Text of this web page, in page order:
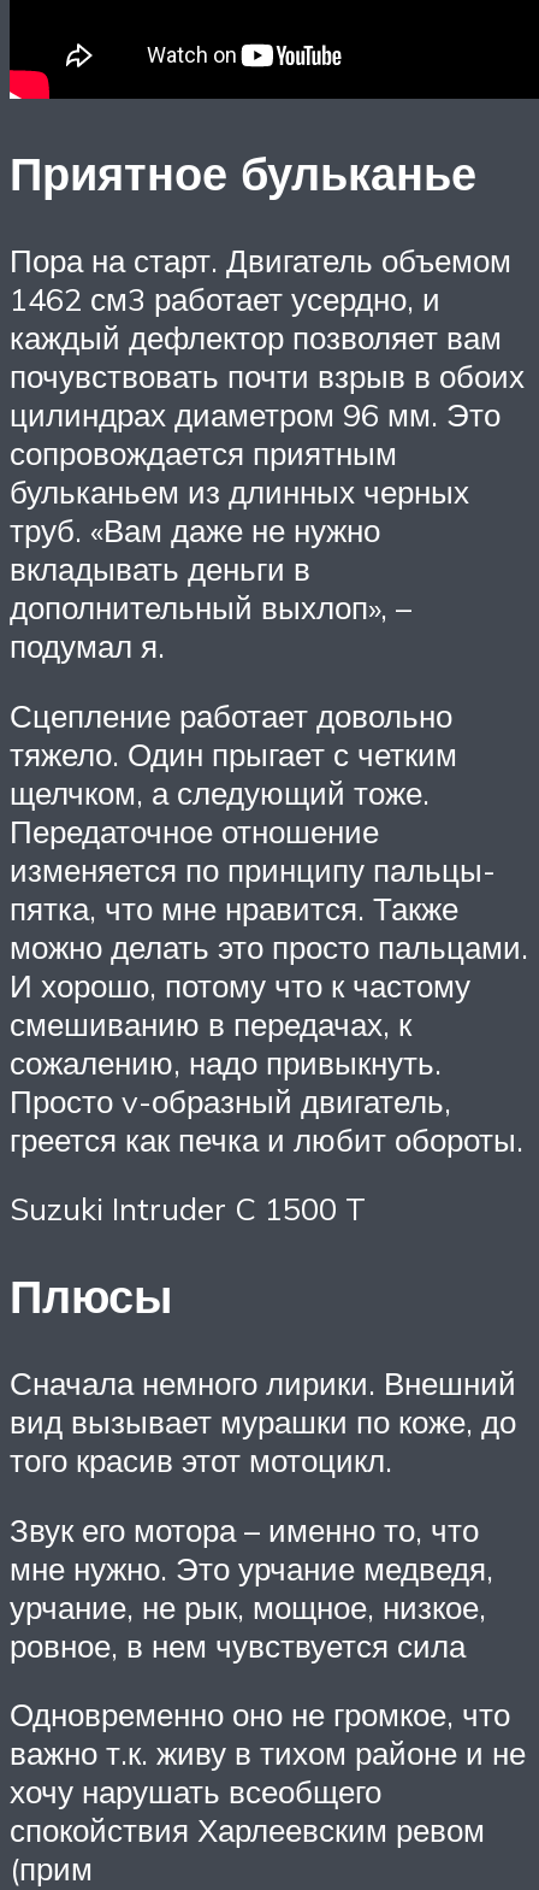
Приятное бульканье
Пора на старт. Двигатель объемом
1462 см3 работает усердно, и
каждый дефлектор позволяет вам
почувствовать почти взрыв в обоих
цилиндрах диаметром 96 мм. Это
сопровождается приятным
бульканьем из длинных черных
труб. «Вам даже не нужно
вкладывать деньги в
дополнительный выхлоп», –
подумал я.
Сцепление работает довольно
тяжело. Один прыгает с четким
щелчком, а следующий тоже.
Передаточное отношение
изменяется по принципу пальцы-
пятка, что мне нравится. Также
можно делать это просто пальцами.
И хорошо, потому что к частому
смешиванию в передачах, к
сожалению, надо привыкнуть.
Просто v-образный двигатель,
греется как печка и любит обороты.
Suzuki Intruder C 1500 T
Плюсы
Сначала немного лирики. Внешний
вид вызывает мурашки по коже, до
того красив этот мотоцикл.
Звук его мотора – именно то, что
мне нужно. Это урчание медведя,
урчание, не рык, мощное, низкое,
ровное, в нем чувствуется сила
Одновременно оно не громкое, что
важно т.к. живу в тихом районе и не
хочу нарушать всеобщего
спокойствия Харлеевским ревом
(прим